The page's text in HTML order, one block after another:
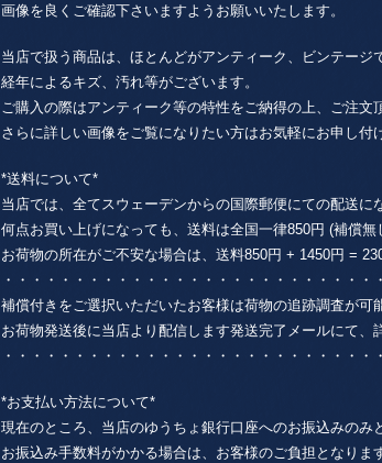
画像を良くご確認下さいますようお願いいたします。
当店で扱う商品は、ほとんどがアンティーク、ビンテージ
経年によるキズ、汚れ等がございます。
ご購入の際はアンティーク等の特性をご納得の上、ご注文
さらに詳しい画像をご覧になりたい方はお気軽にお申し付
*送料について*
当店では、全てスウェーデンからの国際郵便にての配送に
何点お買い上げになっても、送料は全国一律850円 (補償無
お荷物の所在がご不安な場合は、送料850円 + 1450円 =
・・・・・・・・・・・・・・・・・・・・・・・・・
補償付きをご選択いただいたお客様は荷物の追跡調査が可
お荷物発送後に当店より配信します発送完了メールにて、
・・・・・・・・・・・・・・・・・・・・・・・・・
*お支払い方法について*
現在のところ、当店のゆうちょ銀行口座へのお振込みのみ
お振込み手数料がかかる場合は、お客様のご負担となりま